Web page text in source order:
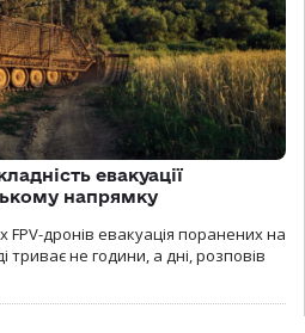
евакуації
напрямку
FPV-дронів евакуація поранених на
не години, а дні, розповів